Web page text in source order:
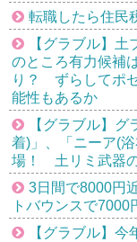
転職したら住民
【グラブル】
のところ有力候補
り？ ずらしてポ
能性もあるか
【グラブル】
着)」、「ニーア(
場！ 土リミ武器
3日間で8000円
トバウンスで7000
【グラブル】